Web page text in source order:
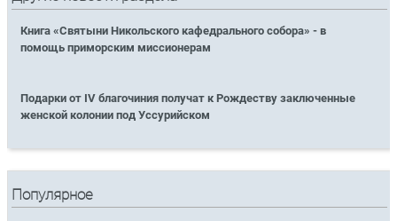
Книга «Святыни Никольского кафедрального собора» - в
помощь приморским миссионерам
Подарки от IV благочиния получат к Рождеству заключенные
женской колонии под Уссурийском
Популярное